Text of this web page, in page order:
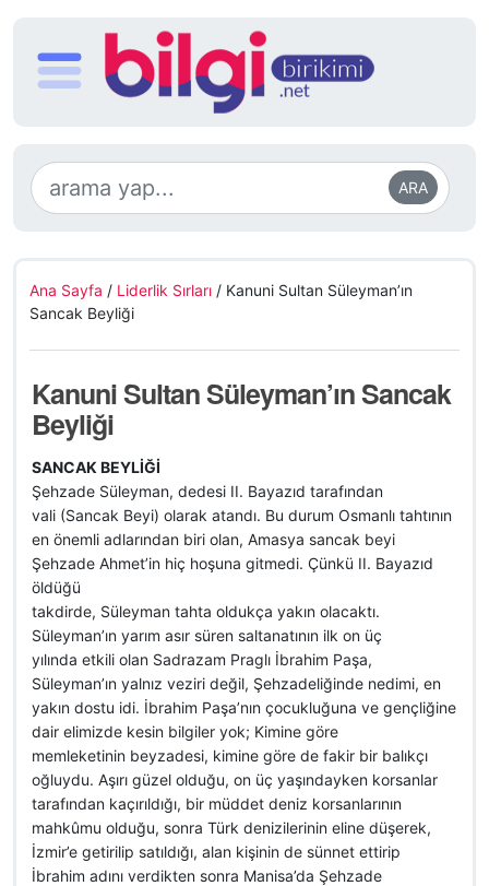
ARA
Ana Sayfa / Liderlik Sırları / Kanuni Sultan Süleyman’ın
Sancak Beyliği
Kanuni Sultan Süleyman’ın Sancak
Beyliği
SANCAK BEYLİĞİ
Şehzade Süleyman, dedesi II. Bayazıd tarafından
vali (Sancak Beyi) olarak atandı. Bu durum Osmanlı tahtının
en önemli adlarından biri olan, Amasya sancak beyi
Şehzade Ahmet’in hiç hoşuna gitmedi. Çünkü II. Bayazıd
öldüğü
takdirde, Süleyman tahta oldukça yakın olacaktı.
Süleyman’ın yarım asır süren saltanatının ilk on üç
yılında etkili olan Sadrazam Praglı İbrahim Paşa,
Süleyman’ın yalnız veziri değil, Şehzadeliğinde nedimi, en
yakın dostu idi. İbrahim Paşa’nın çocukluğuna ve gençliğine
dair elimizde kesin bilgiler yok; Kimine göre
memleketinin beyzadesi, kimine göre de fakir bir balıkçı
oğluydu. Aşırı güzel olduğu, on üç yaşındayken korsanlar
tarafından kaçırıldığı, bir müddet deniz korsanlarının
mahkûmu olduğu, sonra Türk denizilerinin eline düşerek,
İzmir’e getirilip satıldığı, alan kişinin de sünnet ettirip
İbrahim adını verdikten sonra Manisa’da Şehzade